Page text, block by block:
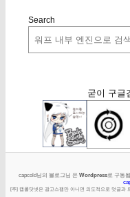
Search
굳이 구글
capcold님의 블로그님 은 Wordpress로 구동
[주] 캡콜닷넷은 광고스팸만 아니면 의도적으로 덧글과